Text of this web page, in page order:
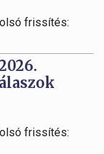
frissítés:
frissítés: